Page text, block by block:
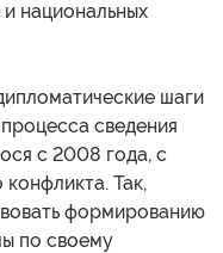
национальных
шаги
сведения
с 2008 года, с
Так,
формированию
по своему